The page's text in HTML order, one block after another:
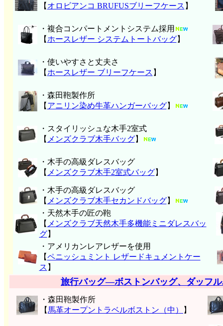
【 オロビアンコ BRUFUSブリーフケース 】
・複合コンパートメントシステム採用
【 ホースレザー システムトートバッグ】
・使いやすさと丈夫さ
【 ホースレザー ブリーフケース 】
・森田鞄製作所
【 アニリン染め牛革ハンガーバッグ】
・スタイリッシュな木手2室式
【 メンズクラブ木手バッグ】
・木手の高級ダレスバッグ
【 メンズクラブ木手2室式バッグ】
・木手の高級ダレスバッグ
【 メンズクラブ木手セカンドバッグ】
・天然木手の匠の鞄
【 メンズクラブ天然木手多機能ミニダレスバッ
グ】
・アメリカンレアレザーを使用
【ペニッシュミント レザードキュメントケー
ス 】
旅行バッグ―ボストンバッグ、ダッフ
・森田鞄製作所
【 馬革オープントラベルボストン（中） 】